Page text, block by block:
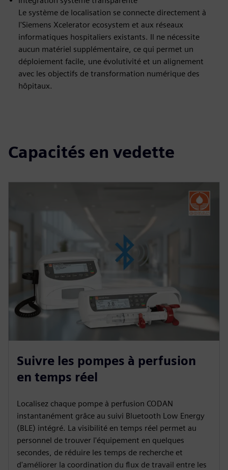
Le système de localisation se connecte directement à
l'Siemens Xcelerator ecosystem et aux réseaux
informatiques hospitaliers existants. Il ne nécessite
aucun matériel supplémentaire, ce qui permet un
déploiement facile, une évolutivité et un alignement
avec les objectifs de transformation numérique des
hôpitaux.
Capacités en vedette
Suivre les pompes à perfusion
en temps réel
Localisez chaque pompe à perfusion CODAN
instantanément grâce au suivi Bluetooth Low Energy
(BLE) intégré. La visibilité en temps réel permet au
personnel de trouver l'équipement en quelques
secondes, de réduire les temps de recherche et
d'améliorer la coordination du flux de travail entre les